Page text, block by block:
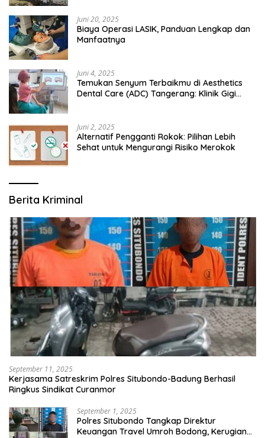
Juni 20, 2025
Biaya Operasi LASIK, Panduan Lengkap dan
Manfaatnya
Juni 4, 2025
Temukan Senyum Terbaikmu di Aesthetics
Dental Care (ADC) Tangerang: Klinik Gigi
Juni 2, 2025
Alternatif Pengganti Rokok: Pilihan Lebih
Sehat untuk Mengurangi Risiko Merokok
Berita Kriminal
September 11, 2025
Kerjasama Satreskrim Polres Situbondo-Badung Berhasil
Ringkus Sindikat Curanmor
September 1, 2025
Polres Situbondo Tangkap Direktur
Keuangan Travel Umroh Bodong, Kerugian